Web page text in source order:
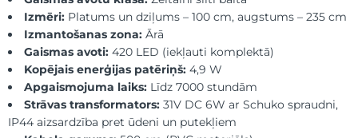
Izmēri:Platums un dziļums – 100 cm, augstums – 235 cm
Izmantošanas zona:Ārā
Gaismas avoti:420 LED (iekļauti komplektā)
Kopējais enerģijas patēriņš:4,9 W
Apgaismojuma laiks:Līdz 7000 stundām
Strāvas transformators:31V DC 6W ar Schuko spraudni,
IP44 aizsardzība pret ūdeni un putekļiem